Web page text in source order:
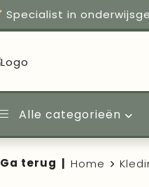
Specialist in
Alle categorieën
Ga terug Home